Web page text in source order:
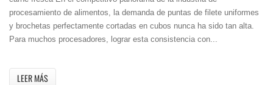
procesamiento de alimentos, la demanda de puntas de filete uniformes
y brochetas perfectamente cortadas en cubos nunca ha sido tan alta.
Para muchos procesadores, lograr esta consistencia con...
LEER MÁS